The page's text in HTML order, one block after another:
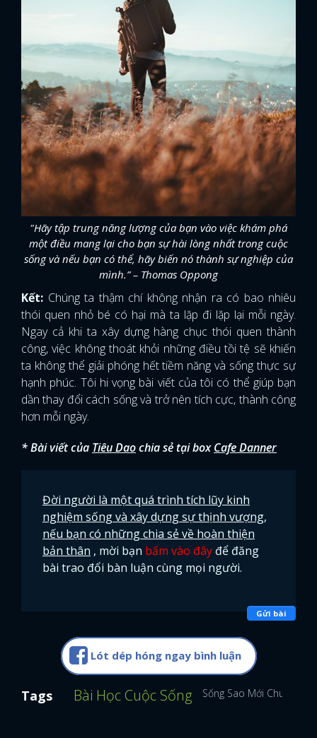
"Hãy tập trung năng lượng của bạn vào việc khám phá
một điều mang lại cho bạn sự hài lòng nhất trong cuộc
sống và nếu bạn có thể, hãy biến nó thành sự nghiệp của
mình.” – Thomas Oppong
Kết: Chúng ta thậm chí không nhận ra có bao nhiêu
thói quen nhỏ bé có hại mà ta lặp đi lặp lại mỗi ngày.
Ngay cả khi ta xây dựng hàng chục thói quen thành
công, việc không thoát khỏi những điều tồi tệ sẽ khiến
ta không thể giải phóng hết tiềm năng và sống thực sự
hạnh phúc. Tôi hi vọng bài viết của tôi có thể giúp bạn
dần thay đổi cách sống và trở nên tích cực, thành công
hơn mỗi ngày.
* Bài viết của Tiêu Daochia sẻ tại boxCafe Danner
Đời người là một quá trình tích lũy kinh
nghiệm sống và xây dựng sự thịnh vượng,
nếu bạn có những chia sẻ về hoàn thiện
bản thân , mời bạn bấm vào đây để đăng
bài trao đổi bàn luận cùng mọi người.
Gửi bài
Lót dép hóng ngay bình luận
Tags Bài Học Cuộc Sống Sống Sao Mới Chuẩn